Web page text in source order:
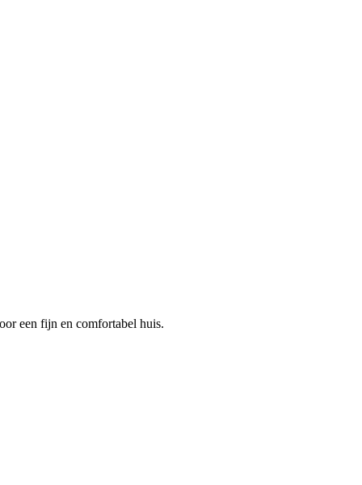
een fijn en comfortabel huis.